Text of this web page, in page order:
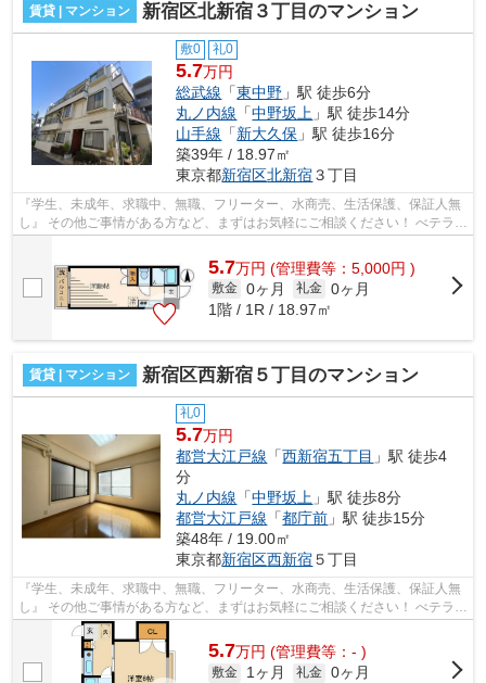
賃貸 | マンション 新宿区北新宿３丁目のマンション
敷0 礼0
5.7万円
総武線 「東中野 」駅 徒歩6分
丸ノ内線 「中野坂上 」駅 徒歩14分
山手線 「新大久保 」駅 徒歩16分
築39年 / 18.97㎡
東京都新宿区北新宿３丁目
『学生、未成年、求職中、無職、フリーター、水商売、生活保護、保証人無
し』 その他ご事情がある方など、まずはお気軽にご相談ください！ べテラン
5.7万円 (管理費等：5,000円 )
敷金 0ヶ月 礼金 0ヶ月
1階 / 1R / 18.97㎡
賃貸 | マンション 新宿区西新宿５丁目のマンション
礼0
5.7万円
都営大江戸線 「西新宿五丁目 」駅 徒歩4
分
丸ノ内線 「中野坂上 」駅 徒歩8分
都営大江戸線 「都庁前 」駅 徒歩15分
築48年 / 19.00㎡
東京都新宿区西新宿５丁目
『学生、未成年、求職中、無職、フリーター、水商売、生活保護、保証人無
し』 その他ご事情がある方など、まずはお気軽にご相談ください！ べテラン
スタッフが対応致しますのでご希望...
5.7万円 (管理費等：- )
敷金 1ヶ月 礼金 0ヶ月